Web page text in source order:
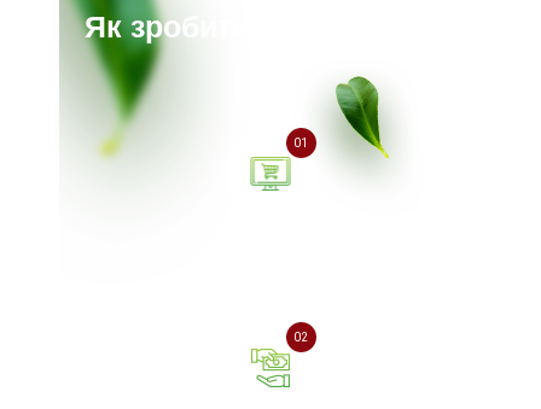
Як зробити замовлення?
01
02